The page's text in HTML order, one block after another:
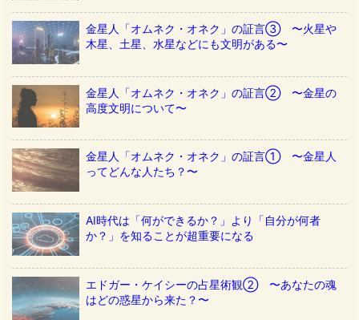
金星人「オムネク・オネク」の証言③ 〜火星や
木星、土星、水星などにも文明がある〜
金星人「オムネク・オネク」の証言② 〜金星の
高度文明について〜
金星人「オムネク・オネク」の証言① 〜金星人
ってどんな人たち？〜
AI時代は「何ができるか？」より「自分が何者
か？」を知ることが超重要になる
エドガー・ケイシーの占星術観② 〜あなたの魂
はどの惑星から来た？〜